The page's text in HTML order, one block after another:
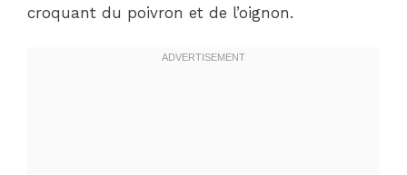
croquant du poivron et de l’oignon.